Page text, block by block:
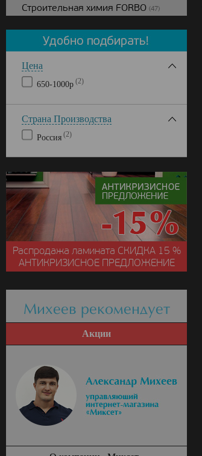
Строительная химия FORBO (47)
Цена
650-1000р (2)
Страна Производства
Россия (2)
Распродажа ламината СКИДКА15 %
АНТИКРИЗИСНОЕ ПРЕДЛОЖЕНИЕ
Михеев рекомендует
Акции